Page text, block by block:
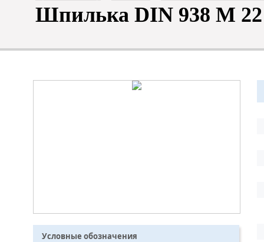
Шпилька DIN 938 M 22
Условные обозначения